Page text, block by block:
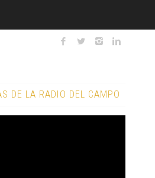
DE LA RADIO DEL CAMPO